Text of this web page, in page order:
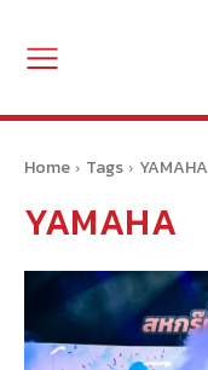
Home Tags YAMAHA
YAMAHA